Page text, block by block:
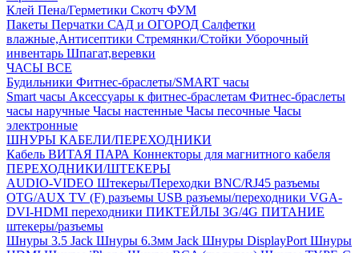
Клей Пена/Герметики Скотч ФУМ
Пакеты Перчатки САД и ОГОРОД Салфетки
влажные,Антисептики Стремянки/Стойки Уборочный
инвентарь Шпагат,веревки
ЧАСЫ ВСЕ
Будильники Фитнес-браслеты/SMART часы
Smart часы Аксессуары к фитнес-браслетам Фитнес-браслеты
часы наручные Часы настенные Часы песочные Часы
электронные
ШНУРЫ КАБЕЛИ/ПЕРЕХОДНИКИ
Кабель ВИТАЯ ПАРА Коннекторы для магнитного кабеля
ПЕРЕХОДНИКИ/ШТЕКЕРЫ
AUDIO-VIDEO Штекеры/Переходки BNC/RJ45 разъемы
OTG/AUX TV (F) разъемы USB разъемы/переходники VGA-
DVI-HDMI переходники ПИКТЕЙЛЫ 3G/4G ПИТАНИЕ
штекеры/разъемы
Шнуры 3.5 Jack Шнуры 6.3мм Jack Шнуры DisplayPort Шнуры